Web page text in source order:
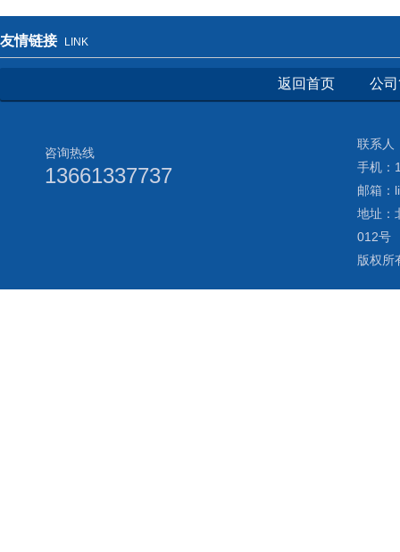
友情链接 LINK
返回首页 公
咨询热线
13661337737
联系
手机：
邮箱：
地址：
012号
版权